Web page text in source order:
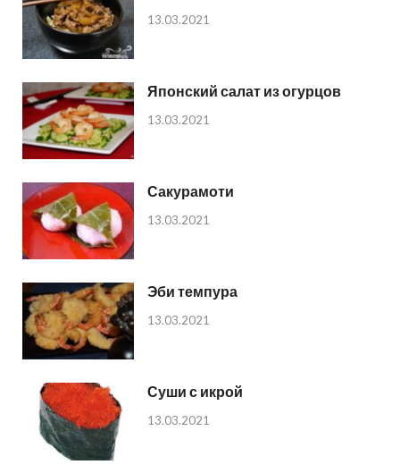
13.03.2021
Японский салат из огурцов
13.03.2021
Сакурамоти
13.03.2021
Эби темпура
13.03.2021
Суши с икрой
13.03.2021